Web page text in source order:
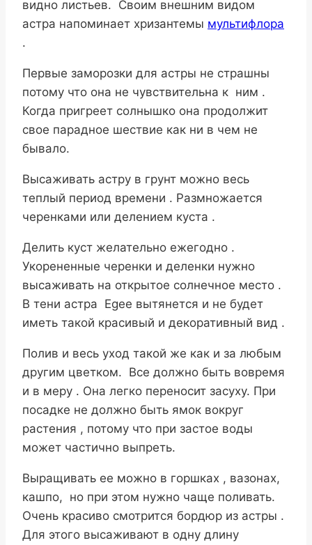
видно листьев. Своим внешним видом
астра напоминает хризантемы мультифлора
.
Первые заморозки для астры не страшны
потому что она не чувствительна к ним .
Когда пригреет солнышко она продолжит
свое парадное шествие как ни в чем не
бывало.
Высаживать астру в грунт можно весь
теплый период времени . Размножается
черенками или делением куста .
Делить куст желательно ежегодно .
Укорененные черенки и деленки нужно
высаживать на открытое солнечное место .
В тени астра Egee вытянется и не будет
иметь такой красивый и декоративный вид .
Полив и весь уход такой же как и за любым
другим цветком. Все должно быть вовремя
и в меру . Она легко переносит засуху. При
посадке не должно быть ямок вокруг
растения , потому что при застое воды
может частично выпреть.
Выращивать ее можно в горшках , вазонах,
кашпо, но при этом нужно чаще поливать.
Очень красиво смотрится бордюр из астры .
Для этого высаживают в одну длину